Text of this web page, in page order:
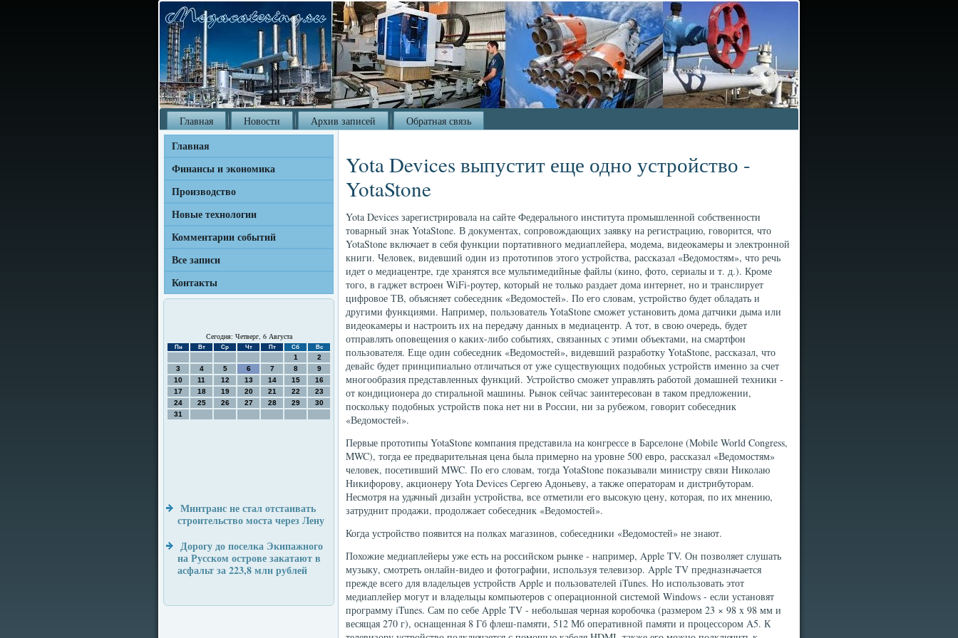
Главная Новости Архив записей Обратная связь
Главная
Финансы и экономика
Производство
Новые технологии
Комментарии событий
Все записи
Контакты
Сегодня: Четверг, 6 Августа
Пн Вт Ср Чт Пт Сб Вс
1
2
3
4 5 6 7 8
9
10
11 12 13 14 15
16
17
18 19 20 21 22
23
24
25 26 27 28 29
30
31
Минтранс не стал отстаивать
строительство моста через Лену
Дорогу до поселка Экипажного
на Русском острове закатают в
асфальт за 223,8 млн рублей
Yota Devices выпустит еще одно устройство -
YotaStone
Yota Devices зарегистрировала на сайте Федерального института промышленной собственности
товарный знак YotaStone. В документах, сопровождающих заявку на регистрацию, говорится, что
YotaStone включает в себя функции портативного медиаплейера, модема, видеокамеры и электронной
книги. Человек, видевший один из прототипов этого устройства, рассказал «Ведомостям», что речь
идет о медиацентре, где хранятся все мультимедийные файлы (кино, фото, сериалы и т. д.). Кроме
того, в гаджет встроен WiFi-роутер, который не только раздает дома интернет, но и транслирует
цифровое ТВ, объясняет собеседник «Ведомостей». По его словам, устройство будет обладать и
другими функциями. Например, пользователь YotaStone сможет установить дома датчики дыма или
видеокамеры и настроить их на передачу данных в медиацентр. А тот, в свою очередь, будет
отправлять оповещения о каких-либо событиях, связанных с этими объектами, на смартфон
пользователя. Еще один собеседник «Ведомостей», видевший разработку YotaStone, рассказал, что
девайс будет принципиально отличаться от уже существующих подобных устройств именно за счет
многообразия представленных функций. Устройство сможет управлять работой домашней техники -
от кондиционера до стиральной машины. Рынок сейчас заинтересован в таком предложении,
поскольку подобных устройств пока нет ни в России, ни за рубежом, говорит собеседник
«Ведомостей».
Первые прототипы YotaStone компания представила на конгрессе в Барселоне (Mobile World Congress,
MWC), тогда ее предварительная цена была примерно на уровне 500 евро, рассказал «Ведомостям»
человек, посетивший MWC. По его словам, тогда YotaStone показывали министру связи Николаю
Никифорову, акционеру Yota Devices Сергею Адоньеву, а также операторам и дистрибуторам.
Несмотря на удачный дизайн устройства, все отметили его высокую цену, которая, по их мнению,
затруднит продажи, продолжает собеседник «Ведомостей».
Когда устройство появится на полках магазинов, собеседники «Ведомостей» не знают.
Похожие медиаплейеры уже есть на российском рынке - например, Apple TV. Он позволяет слушать
музыку, смотреть онлайн-видео и фотографии, используя телевизор. Apple TV предназначается
прежде всего для владельцев устройств Apple и пользователей iTunes. Но использовать этот
медиаплейер могут и владельцы компьютеров с операционной системой Windows - если установят
программу iTunes. Сам по себе Apple TV - небольшая черная коробочка (размером 23 × 98 x 98 мм и
весящая 270 г), оснащенная 8 Гб флеш-памяти, 512 Мб оперативной памяти и процессором A5. К